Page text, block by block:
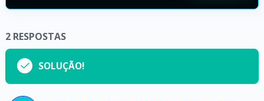
2 RESPOSTAS
SOLUÇÃO!